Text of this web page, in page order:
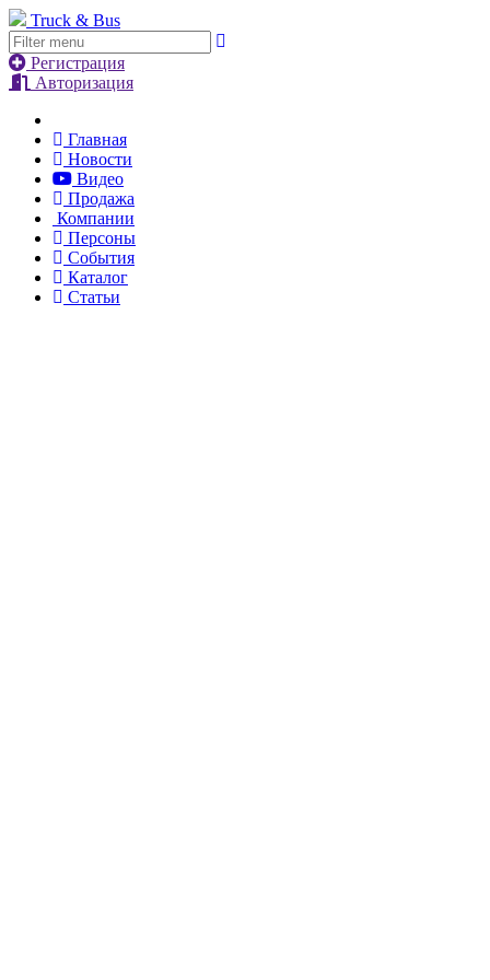
Truck & Bus
Регистрация
Авторизация
Главная
Новости
Видео
Продажа
Компании
Персоны
События
Каталог
Статьи